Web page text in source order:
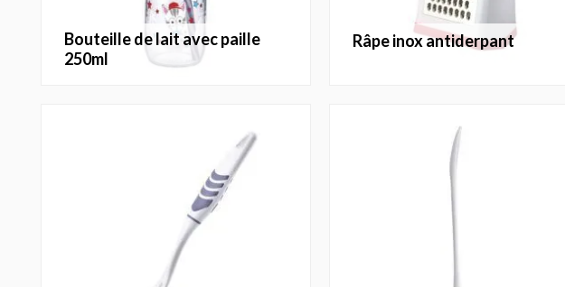
bouteille de lait avec paille
250ml
râpe inox antiderpant